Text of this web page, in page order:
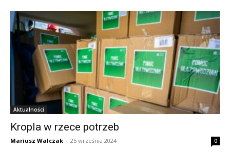
Aktualności
Kropla w rzece potrzeb
Mariusz Walczak - 25 września 2024 0